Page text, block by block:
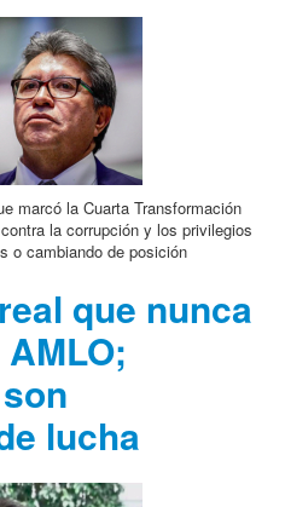
marcó la Cuarta Transformación
la corrupción y los privilegios
o cambiando de posición
que nunca
lucha